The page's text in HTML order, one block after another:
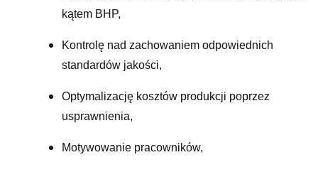
kątem BHP,
Kontrolę nad zachowaniem odpowiednich
standardów jakości,
Optymalizację kosztów produkcji poprzez
usprawnienia,
Motywowanie pracowników,